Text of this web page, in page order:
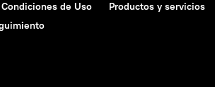
Condiciones de Uso Productos y servicios